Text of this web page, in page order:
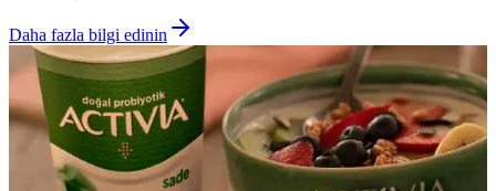
Daha fazla bilgi edinin